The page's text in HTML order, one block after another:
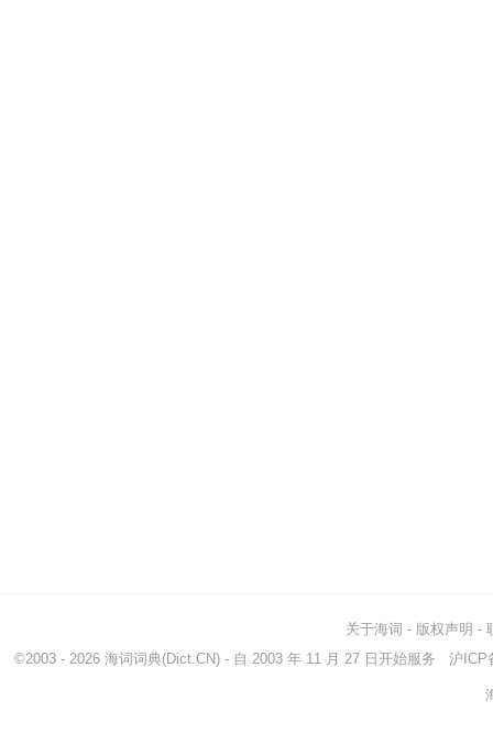
关于海词 - 版权声明 -
©2003 - 2026 海词词典(Dict.CN) - 自 2003 年 11 月 27 日开始服务 沪ICP